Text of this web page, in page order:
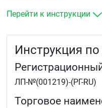
Перейти к инструкции
Инструкция
ЛП-№(001219)-(РГ-RU)
Торговое